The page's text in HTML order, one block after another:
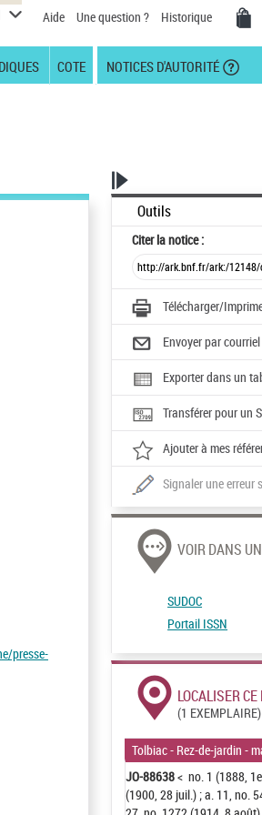
Aide Une question ? Historique
COTE NOTICES D'AUTORITÉ
presse-
Outils
Citerla notice :
Télécharger/
Envoyer par courriel
Exporter dans un
Transférer pour un
Ajouter à mes
Signaler une erreur
VOIR DANS
SUDOC
Portail ISSN
LOCALISER
(1 EXEMPLAIRE)
Tolbiac - Rez-de-jardin -
JO-88638< no. 1 (1888,
(1900, 28 juil.) ; a. 11, no.